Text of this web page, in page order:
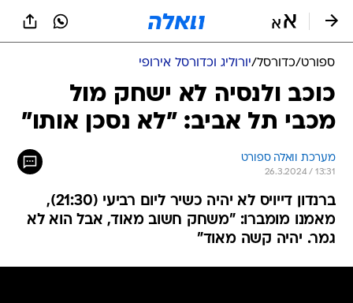
ספורט/כדורסל/יורוליג וכדורסל אירופי
כוכב ולנסיה לא ישחק מול
מכבי תל אביב: "לא נסכן אותו"
מערכת וואלה ספורט
26.3.2024 / 13:31
ברנדון דייויס לא יהיה כשיר ליום רביעי (21:30),
מאמנו מומברו: "משחק חשוב מאוד, אבל הוא לא
גמר. יהיה קשה מאוד"